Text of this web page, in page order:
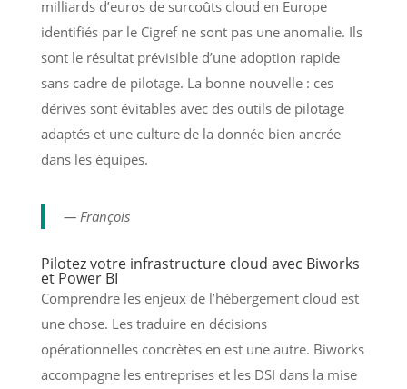
milliards d’euros de surcoûts cloud en Europe
identifiés par le Cigref ne sont pas une anomalie. Ils
sont le résultat prévisible d’une adoption rapide
sans cadre de pilotage. La bonne nouvelle : ces
dérives sont évitables avec des outils de pilotage
adaptés et une culture de la donnée bien ancrée
dans les équipes.
— François
Pilotez votre infrastructure cloud avec Biworks
et Power BI
Comprendre les enjeux de l’hébergement cloud est
une chose. Les traduire en décisions
opérationnelles concrètes en est une autre. Biworks
accompagne les entreprises et les DSI dans la mise